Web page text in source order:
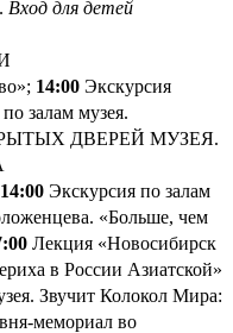
Вход для детей
14:00 Экскурсия
залам музея.
ДВЕРЕЙ МУЗЕЯ.
14:00 Экскурсия по залам
«Больше, чем
Лекция «Новосибирск
в России Азиатской»
Звучит Колокол Мира:
мемориал во